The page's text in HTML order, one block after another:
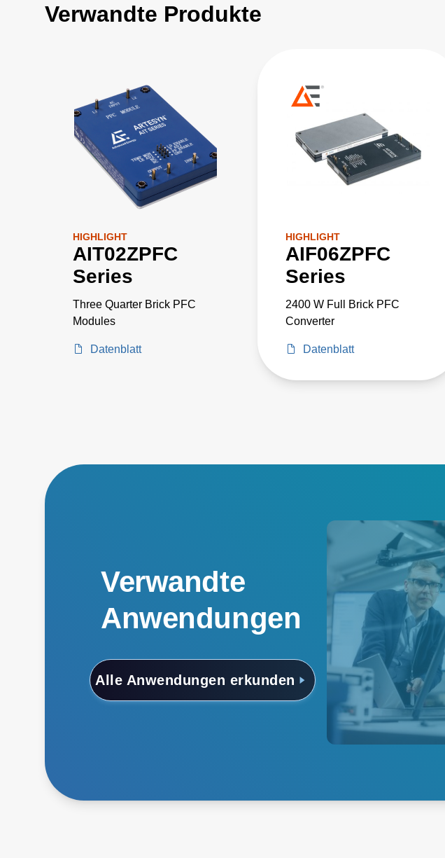
Verwandte Produkte
HIGHLIGHT
AIT02ZPFC
Series
Three Quarter Brick PFC
Modules
Datenblatt
HIGHLIGHT
AIF06ZPFC
Series
2400 W Full Brick PFC
Converter
Datenblatt
Verwandte
Anwendungen
Alle Anwendungen erkunden
Tethered
Discover AE's AC-
DC power solutions
drones, enabling
times, reliable data
transmission, and
onboard